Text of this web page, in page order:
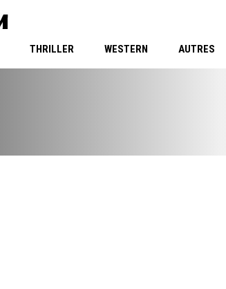
THRILLER WESTERN AUTRES